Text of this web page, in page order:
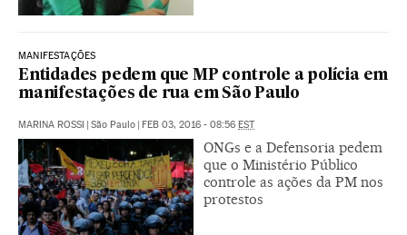
MANIFESTAÇÕES
Entidades pedem que MP controle a polícia em
manifestações de rua em São Paulo
MARINA ROSSI | São Paulo | FEB 03, 2016 - 08:56 EST
ONGs e a Defensoria pedem
que o Ministério Público
controle as ações da PM nos
protestos